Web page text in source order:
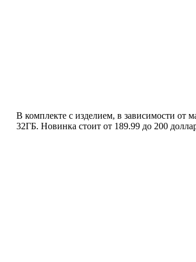
В комплекте с изделием, в зависимости от
32ГБ. Новинка стоит от 189.99 до 200